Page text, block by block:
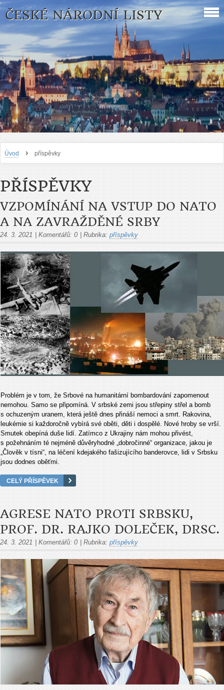
ČESKÉ NÁRODNÍ LISTY
Úvod › příspěvky
PŘÍSPĚVKY
VZPOMÍNÁNÍ NA VSTUP DO NATO
A NA ZAVRAŽDĚNÉ SRBY
24. 3. 2021 Komentářů: 0 Rubrika: příspěvky
Problém je v tom, že Srbové na humanitární bombardování zapomenout
nemohou. Samo se připomíná. V srbské zemi jsou střepiny střel a bomb
s ochuzeným uranem, která ještě dnes přináší nemoci a smrt. Rakovina,
leukémie si každoročně vybírá své oběti, děti i dospělé. Nové hroby se vrší.
Smutek obepíná duše lidí. Zatímco z Ukrajiny nám mohou přivést,
s požehnáním té nejméně důvěryhodné „dobročinné“ organizace, jakou je
„Člověk v tísni“, na léčení kdejakého fašizujícího banderovce, lidi v Srbsku
jsou dodnes oběťmi.
CELÝ PŘÍSPĚVEK
AGRESE NATO PROTI SRBSKU,
PROF. DR. RAJKO DOLEČEK, DRSC.
24. 3. 2021 | Komentářů: 0 | Rubrika: příspěvky